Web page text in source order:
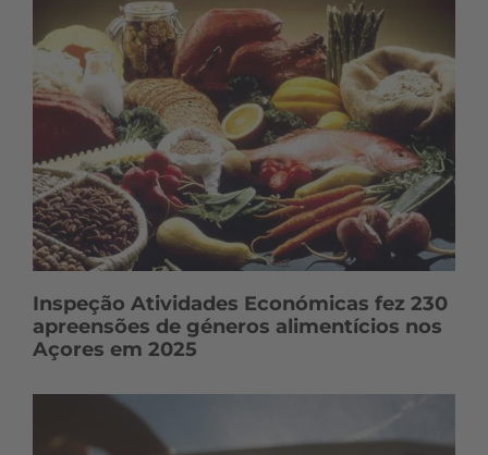
Inspeção Atividades Económicas fez 230
apreensões de géneros alimentícios nos
Açores em 2025